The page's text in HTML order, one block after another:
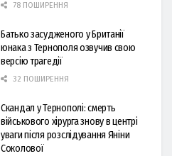
78 ПОШИРЕННЯ
Батько засудженого у Британії
юнака з Тернополя озвучив свою
версію трагедії
32 ПОШИРЕННЯ
Скандал у Тернополі: смерть
військового хірурга знову в центрі
уваги після розслідування Яніни
Соколової